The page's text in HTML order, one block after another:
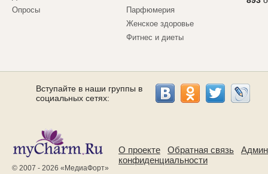
Опросы
Парфюмерия
Женское здоровье
Фитнес и диеты
Вступайте в наши группы в
социальных сетях:
© 2007 - 2026 « МедиаФорт»
О проекте Обратная связь
конфиденциальности